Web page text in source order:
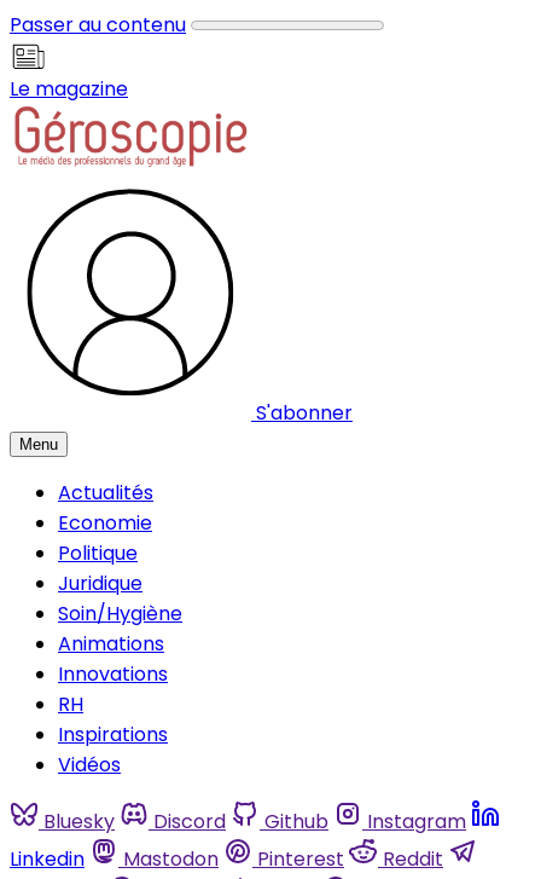
Passer au contenu
Le magazine
S'abonner
Menu
Actualités
Economie
Politique
Juridique
Soin/Hygiène
Animations
Innovations
RH
Inspirations
Vidéos
Bluesky Discord Github
Instagram
Linkedin
Mastodon Pinterest
Reddit
Panneau de gestion des cookies